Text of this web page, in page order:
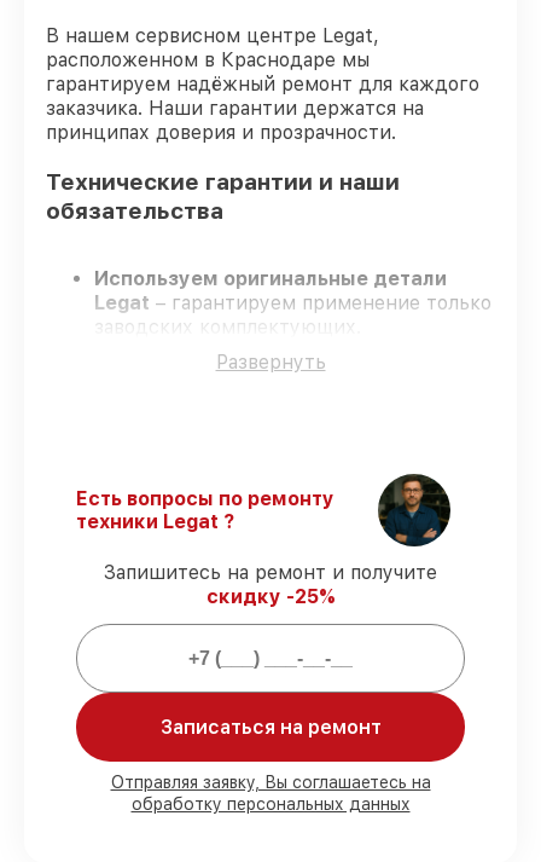
В нашем сервисном центре Legat,
расположенном в Краснодаре мы
гарантируем надёжный ремонт для каждого
заказчика. Наши гарантии держатся на
принципах доверия и прозрачности.
Технические гарантии и наши
обязательства
Используем оригинальные детали
Legat – гарантируем применение только
заводских комплектующих.
Квалифицированные инженеры
проходят жёсткий контроль знаний и
тепловизора Legat 3F54 LRF Gen.2 в
оговоренные сроки.
– все все
виды ремонта защищены сервисной
Мы гарантируем:
работ проводим в вашем
присутствии
90%деталей Legat готовы к установке в
Краснодаре, остальные поступают
Развернуть
Есть вопросы по ремонту
техники Legat ?
Запишитесь на ремонт и получите
скидку -25%
Записаться на ремонт
Отправляя заявку, Вы соглашаетесь на
обработку персональных данных